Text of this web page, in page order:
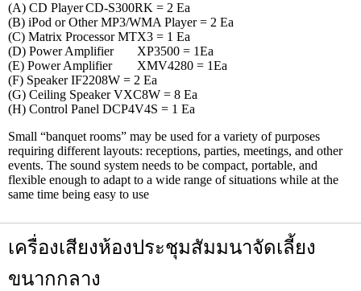
(A) CD PlayerCD-S300RK = 2 Ea
(B) iPod or Other MP3/WMA Player = 2 Ea
(C) Matrix Processor MTX3 = 1 Ea
(D) Power Amplifier
XP3500 = 1Ea
(E) Power Amplifier
XMV4280 = 1Ea
(F) Speaker IF2208W = 2 Ea
(G) Ceiling Speaker VXC8W = 8 Ea
(H) Control Panel DCP4V4S = 1 Ea
Small “banquet rooms” may be used for a variety of purposes
requiring different layouts: receptions, parties, meetings, and other
events. The sound system needs to be compact, portable, and
flexible enough to adapt to a wide range of situations while at the
same time being easy to use
เครื่องเสียงห้องประชุมสัมมนาจัดเลี้ยง
ขนากกลาง